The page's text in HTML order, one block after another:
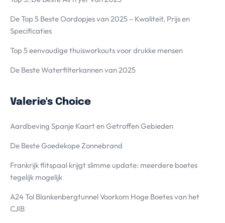
De Top 5 Beste Oordopjes van 2025 – Kwaliteit, Prijs en
Specificaties
Top 5 eenvoudige thuisworkouts voor drukke mensen
De Beste Waterfilterkannen van 2025
Valerie's Choice
Aardbeving Spanje Kaart en Getroffen Gebieden
De Beste Goedekope Zonnebrand
Frankrijk flitspaal krijgt slimme update: meerdere boetes
tegelijk mogelijk
A24 Tol Blankenbergtunnel Voorkom Hoge Boetes van het
CJIB